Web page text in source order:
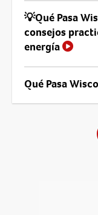
💡Qué Pasa
consejos
energía
Qué Pasa